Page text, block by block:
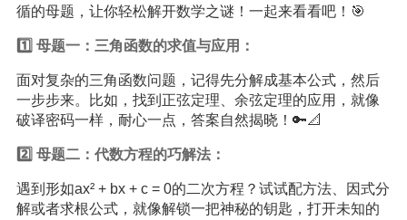
循的母题，让你轻松解开数学之谜！一起来看看吧！🎯
1️⃣ 母题一：三角函数的求值与应用：
面对复杂的三角函数问题，记得先分解成基本公式，然后
一步步来。比如，找到正弦定理、余弦定理的应用，就像
破译密码一样，耐心一点，答案自然揭晓！🔑📐
2️⃣ 母题二：代数方程的巧解法：
遇到形如ax² + bx + c = 0的二次方程？试试配方法、因式分
解或者求根公式，就像解锁一把神秘的钥匙，打开未知的